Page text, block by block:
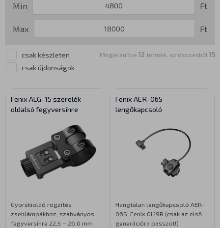
Min Ft
Max Ft
Megjelenítve 12 termék, az összesből 15
csak készleten
csak újdonságok
Fenix ALG-15 szerelék
oldalsó fegyversínre
Gyorskioldó rögzítés
zseblámpákhoz, szabványos
fegyversínre 22,5 – 26,0 mm
Fenix AER-06S
lengőkapcsoló
Hangtalan lengőkapcsoló AER-
06S, Fenix GL19R (csak az első
generációra passzol!)